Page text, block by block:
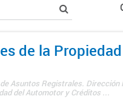
de la Propiedad
Asuntos Registrales. Dirección
del Automotor y Créditos ...